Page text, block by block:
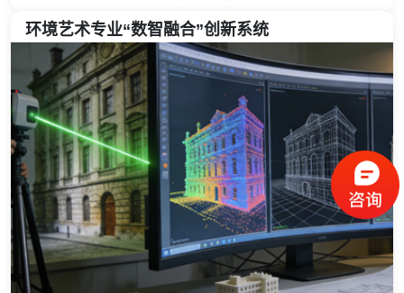
环境艺术专业“数智融合”创新系统